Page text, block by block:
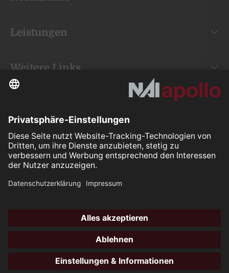
Leistungen
Weitere Links
Your space is
our mission.
Folgen Sie uns auf:
All rights reserved ©2026